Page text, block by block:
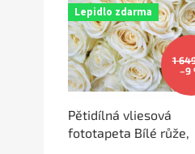
pp
p
Lepidlo zdarma
1
–9
Pětidílná vliesová
fototapeta Bílé růže,